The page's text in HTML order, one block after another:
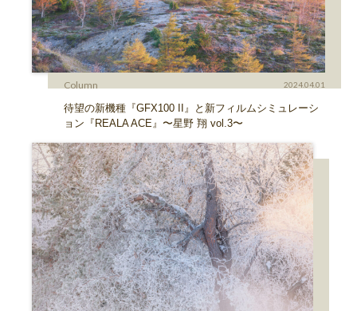
Column 2024.04.01
待望の新機種『GFX100 II』と新フィルムシミュレーシ
ョン『REALA ACE』〜星野 翔 vol.3〜